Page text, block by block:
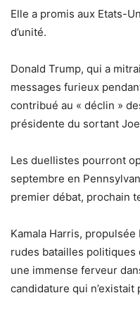
Elle a promis aux Etats-
d’unité.
Donald Trump, qui a
messages furieux
contribué au « déclin »
présidente du sortant
Les duellistes pourront
septembre en
premier débat, prochain
Kamala Harris, propulsée
rudes batailles politiques
une immense ferveur
candidature qui n’existait